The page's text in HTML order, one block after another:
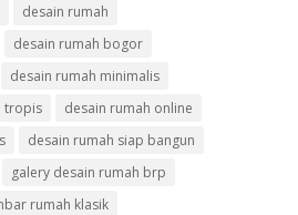
desain rumah
desain rumah bogor
desain rumah minimalis
tropis
desain rumah online
desain rumah siap bangun
galery desain rumah brp
rumah klasik